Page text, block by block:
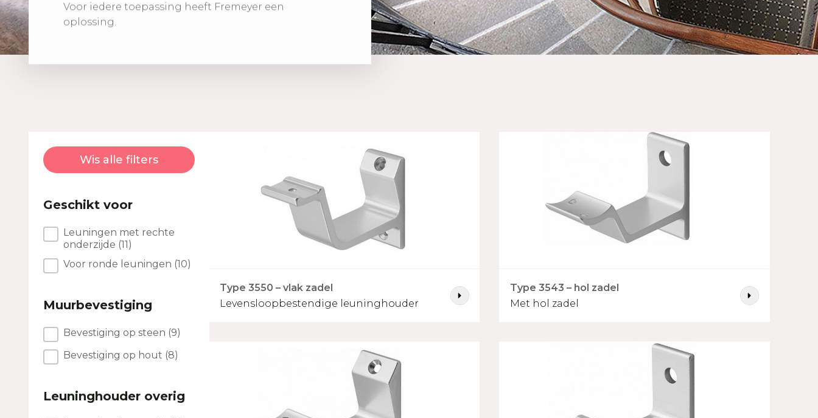
Voor iedere toepassing heeft Fremeyer een
oplossing.
Wis alle filters
Geschikt voor
Geschikt voor
Leuningen met rechte
onderzijde (11)
Voor ronde leuningen (10)
Muurbevestiging
Muurbevestiging
Bevestiging op steen (9)
Bevestiging op hout (8)
Leuninghouder overig
Type 3550 – vlak zadel
Levensloopbestendige leuninghouder
Type 3543 – hol zadel
Met hol zadel